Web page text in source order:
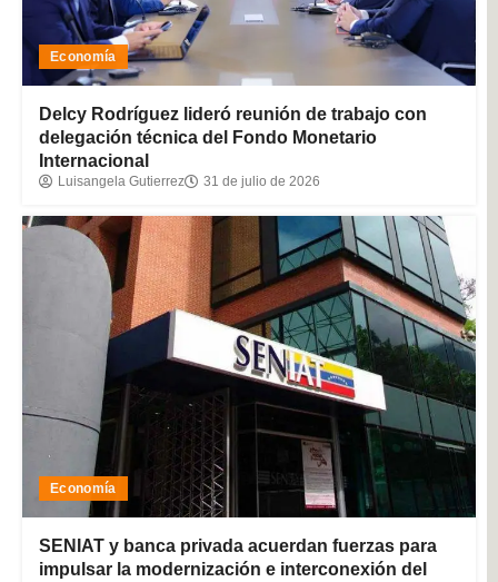
Economía
Delcy Rodríguez lideró reunión de trabajo con
delegación técnica del Fondo Monetario
Internacional
Luisangela Gutierrez 31 de julio de 2026
Economía
SENIAT y banca privada acuerdan fuerzas para
impulsar la modernización e interconexión del